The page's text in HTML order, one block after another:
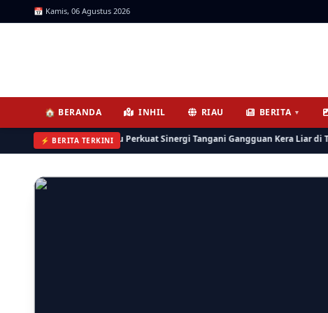
📅 Kamis, 06 Agustus 2026
🏠 BERANDA INHIL RIAU BERITA ▼
⚡ BERITA TERKINI
dan BKSDA Riau Perkuat Sinergi Tangani Gangguan Kera Liar di Tembilahan